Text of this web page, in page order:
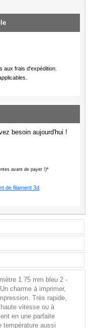
aux frais d'expédition.
besoin aujourd'hui !
avant de payer !)*
de filament 3d
1.75 mm bleu 2 -
charme à imprimer,
Très rapide,
vitesse ou à
en une parfaite
température aussi